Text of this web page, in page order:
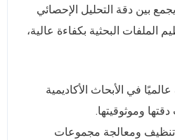
بين دقة التحليل الإحصائي
الملفات البحثية بكفاءة عالية،
في الأبحاث الأكاديمية
وموثوقيتها.
تنظيف ومعالجة مجموعات